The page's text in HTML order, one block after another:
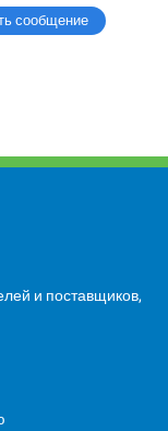
сообщение
и поставщиков,